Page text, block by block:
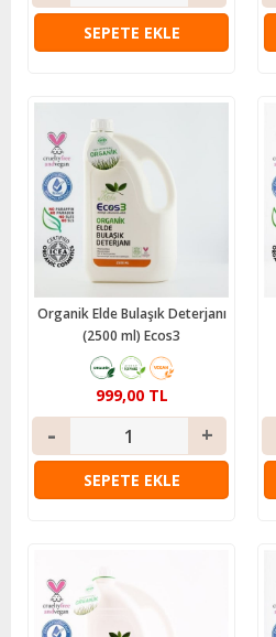
SEPETE EKLE
Organik Elde Bulaşık Deterjanı
(2500 ml) Ecos3
999,00 TL
SEPETE EKLE